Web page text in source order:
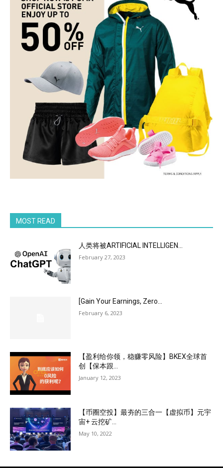
MOST READ
人类将被ARTIFICIAL INTELLIGEN...
February 27, 2023
[Gain Your Earnings, Zero...
February 6, 2023
【盈利给你领，稳赚零风险】BKEX全球首
创【保本跟...
January 12, 2023
【币圈空投】最夯的三合一【虚拟币】元宇
宙+ 云挖矿...
May 10, 2022